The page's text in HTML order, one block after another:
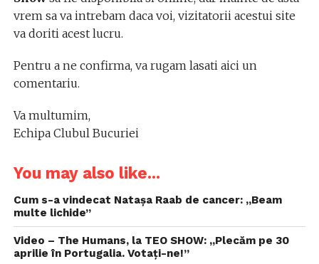
vrem sa va intrebam daca voi, vizitatorii acestui site
va doriti acest lucru.
Pentru a ne confirma, va rugam lasati aici un
comentariu.
Va multumim,
Echipa Clubul Bucuriei
You may also like...
Cum s-a vindecat Natașa Raab de cancer: „Beam
multe lichide”
Video – The Humans, la TEO SHOW: „Plecăm pe 30
aprilie în Portugalia. Votați-ne!”